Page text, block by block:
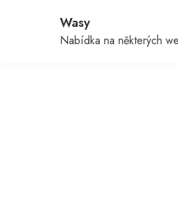
Wasy
Nabídka na některých